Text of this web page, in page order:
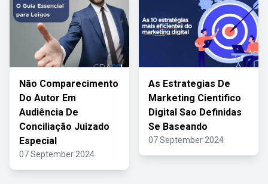
Não Comparecimento
Do Autor Em
Audiência De
Conciliação Juizado
Especial
07 September 2024
As Estrategias De
Marketing Cientifico
Digital Sao Definidas
Se Baseando
07 September 2024